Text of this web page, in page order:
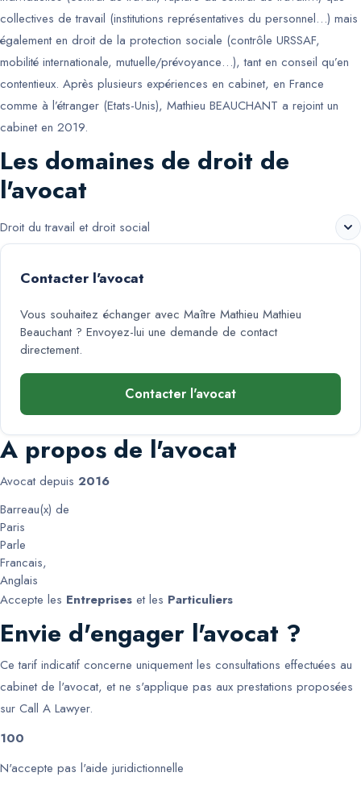
collectives de travail (institutions représentatives du personnel…) mais
également en droit de la protection sociale (contrôle URSSAF,
mobilité internationale, mutuelle/prévoyance…), tant en conseil qu’en
contentieux. Après plusieurs expériences en cabinet, en France
comme à l’étranger (Etats-Unis), Mathieu BEAUCHANT a rejoint un
cabinet en 2019.
Les domaines de droit de
l'avocat
Droit du travail et droit social
Contacter l'avocat
Vous souhaitez échanger avec Maître Mathieu Mathieu
Beauchant? Envoyez-lui une demande de contact
directement.
Contacter l'avocat
A propos de l'avocat
Avocat depuis 2016
Barreau(x) de
Paris
Parle
Francais,
Anglais
Accepte les Entreprises et les Particuliers
Envie d'engager l'avocat ?
Ce tarif indicatif concerne uniquement les consultations effectuées au
cabinet de l'avocat, et ne s'applique pas aux prestations proposées
sur Call A Lawyer.
100
N'accepte pas l'aide juridictionnelle